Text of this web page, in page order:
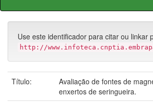
Use este identificador para citar ou linkar
http://
Título:
Avaliação de fontes de
enxertos de seringueira.